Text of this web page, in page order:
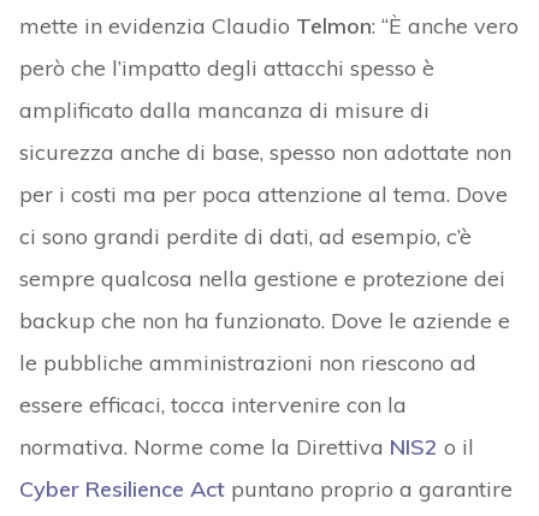
mette in evidenzia Claudio Telmon: “È anche vero
però che l’impatto degli attacchi spesso è
amplificato dalla mancanza di misure di
sicurezza anche di base, spesso non adottate non
per i costi ma per poca attenzione al tema. Dove
ci sono grandi perdite di dati, ad esempio, c’è
sempre qualcosa nella gestione e protezione dei
backup che non ha funzionato. Dove le aziende e
le pubbliche amministrazioni non riescono ad
essere efficaci, tocca intervenire con la
normativa. Norme come la Direttiva NIS2 o il
Cyber Resilience Actpuntano proprio a garantire